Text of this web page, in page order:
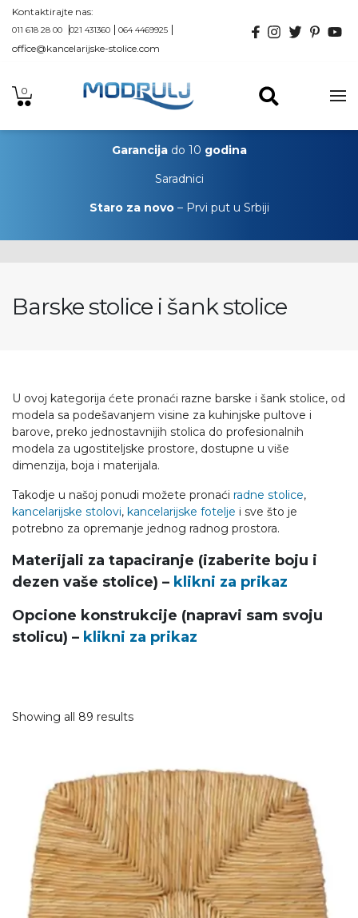
Kontaktirajte nas:
011 618 28 00 021 431360 064 4469925
office@kancelarijske-stolice.com
0
Garancijado 10 godina
Saradnici
Staro za novo– Prvi put u Srbiji
Barske stolice i šank stolice
U ovoj kategorija ćete pronaći razne barske i šank stolice, od
modela sa podešavanjem visine za kuhinjske pultove i
barove, preko jednostavnijih stolica do profesionalnih
modela za ugostiteljske prostore, dostupne u više
dimenzija, boja i materijala.
Takodje u našoj ponudi možete pronaći radne stolice,
kancelarijske stolovi, kancelarijske fotelje i sve što je
potrebno za opremanje jednog radnog prostora.
Materijali za tapaciranje (izaberite boju i
dezen vaše stolice) – klikni za prikaz
Opcione konstrukcije (napravi sam svoju
stolicu) – klikni za prikaz
Showing all 89 results